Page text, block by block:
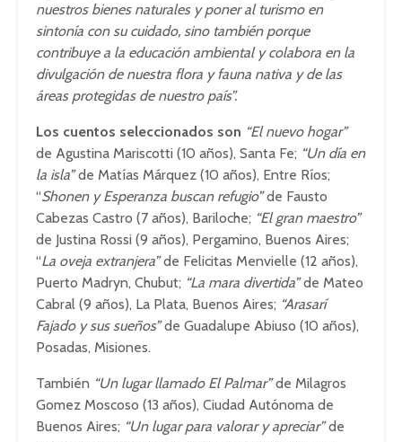
nuestros bienes naturales y poner al turismo en
sintonía con su cuidado, sino también porque
contribuye a la educación ambiental y colabora en la
divulgación de nuestra flora y fauna nativa y de las
áreas protegidas de nuestro país”.
Los cuentos seleccionados son “El nuevo hogar”
de Agustina Mariscotti (10 años), Santa Fe; “Un día en
la isla”de Matías Márquez (10 años), Entre Ríos;
“Shonen y Esperanza buscan refugio”de Fausto
Cabezas Castro (7 años), Bariloche; “El gran maestro”
de Justina Rossi (9 años), Pergamino, Buenos Aires;
“La oveja extranjera”de Felicitas Menvielle (12 años),
Puerto Madryn, Chubut; “La mara divertida”de Mateo
Cabral (9 años), La Plata, Buenos Aires; “Arasarí
Fajado y sus sueños”de Guadalupe Abiuso (10 años),
Posadas, Misiones.
También “Un lugar llamado El Palmar”de Milagros
Gomez Moscoso (13 años), Ciudad Autónoma de
Buenos Aires; “Un lugar para valorar y apreciar”de